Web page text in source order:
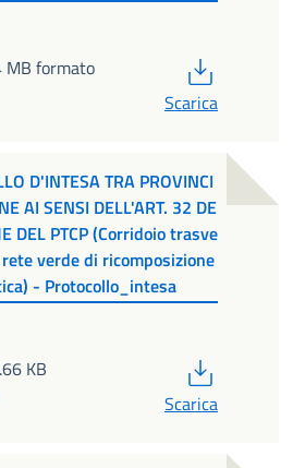
MB formato
Scarica
D'INTESA TRA PROVINCI
AI SENSI DELL'ART. 32 DE
DEL PTCP (Corridoio trasve
verde di ricomposizione
- Protocollo_intesa
KB
Scarica